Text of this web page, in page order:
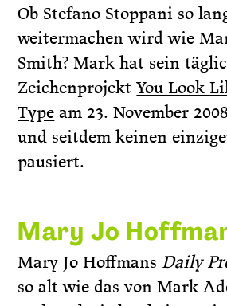
Ob Stefano Stoppani so
weitermachen wird wie
Smith? Mark hat sein
ZeichenprojektYou Look
Type am 23. November
und seitdem keinen
pausiert.
Mary Jo
Mary Jo Hoffmans Daily
so alt wie das von Mark